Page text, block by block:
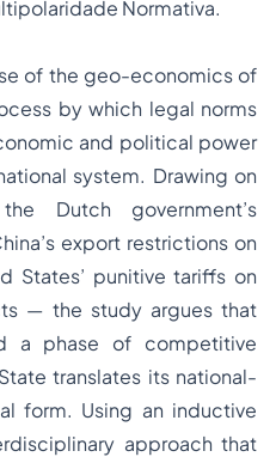
Normativa.
of the geo-economics of
by which legal norms
and political power
system. Drawing on
Dutch government’s
export restrictions on
States’ punitive tariffs on
— the study argues that
a phase of competitive
translates its national-
form. Using an inductive
approach that